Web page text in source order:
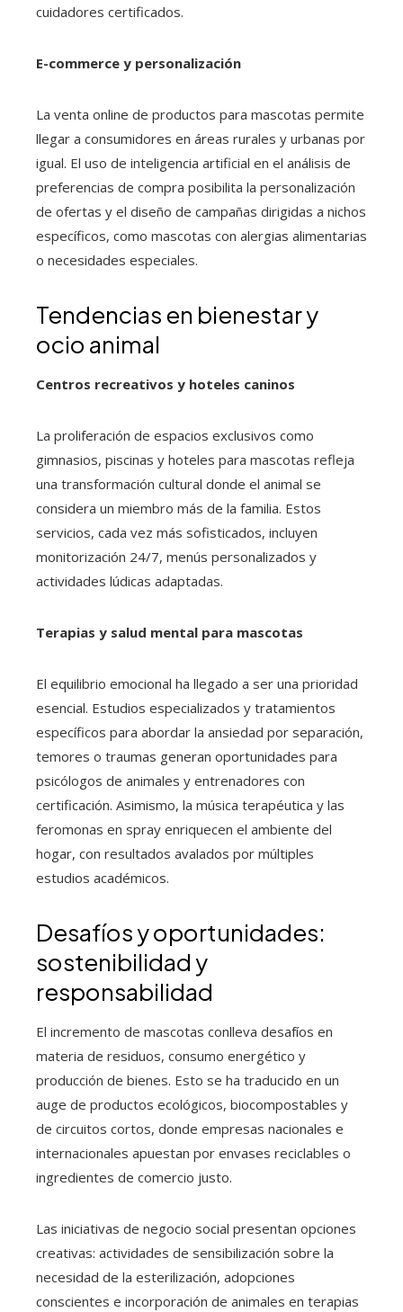
cuidadores certificados.
E-commerce y personalización
La venta online de productos para mascotas permite
llegar a consumidores en áreas rurales y urbanas por
igual. El uso de inteligencia artificial en el análisis de
preferencias de compra posibilita la personalización
de ofertas y el diseño de campañas dirigidas a nichos
específicos, como mascotas con alergias alimentarias
o necesidades especiales.
Tendencias en bienestar y
ocio animal
Centros recreativos y hoteles caninos
La proliferación de espacios exclusivos como
gimnasios, piscinas y hoteles para mascotas refleja
una transformación cultural donde el animal se
considera un miembro más de la familia. Estos
servicios, cada vez más sofisticados, incluyen
monitorización 24/7, menús personalizados y
actividades lúdicas adaptadas.
Terapias y salud mental para mascotas
El equilibrio emocional ha llegado a ser una prioridad
esencial. Estudios especializados y tratamientos
específicos para abordar la ansiedad por separación,
temores o traumas generan oportunidades para
psicólogos de animales y entrenadores con
certificación. Asimismo, la música terapéutica y las
feromonas en spray enriquecen el ambiente del
hogar, con resultados avalados por múltiples
estudios académicos.
Desafíos y oportunidades:
sostenibilidad y
responsabilidad
El incremento de mascotas conlleva desafíos en
materia de residuos, consumo energético y
producción de bienes. Esto se ha traducido en un
auge de productos ecológicos, biocompostables y
de circuitos cortos, donde empresas nacionales e
internacionales apuestan por envases reciclables o
ingredientes de comercio justo.
Las iniciativas de negocio social presentan opciones
creativas: actividades de sensibilización sobre la
necesidad de la esterilización, adopciones
conscientes e incorporación de animales en terapias